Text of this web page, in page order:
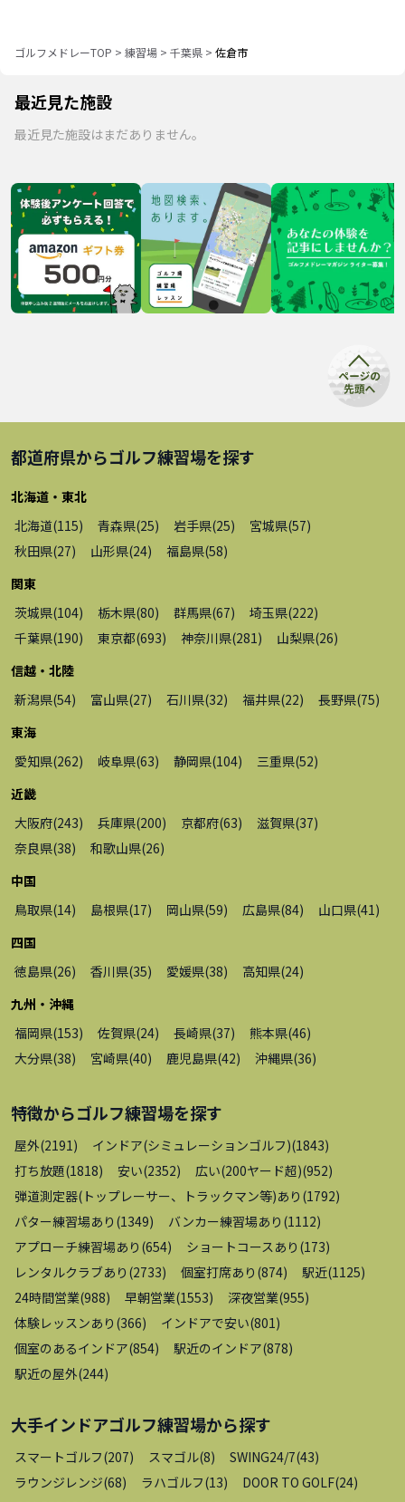
ゴルフメドレーTOP > 練習場 > 千葉県 > 佐倉市
最近見た施設
最近見た施設はまだありません。
都道府県からゴルフ練習場を探す
北海道・東北
北海道(115) 青森県(25) 岩手県(25) 宮城県(57)
秋田県(27) 山形県(24) 福島県(58)
関東
茨城県(104) 栃木県(80) 群馬県(67) 埼玉県(222)
千葉県(190) 東京都(693) 神奈川県(281) 山梨県(26)
信越・北陸
新潟県(54) 富山県(27) 石川県(32) 福井県(22) 長野県(75)
東海
愛知県(262) 岐阜県(63) 静岡県(104) 三重県(52)
近畿
大阪府(243) 兵庫県(200) 京都府(63) 滋賀県(37)
奈良県(38) 和歌山県(26)
中国
鳥取県(14) 島根県(17) 岡山県(59) 広島県(84) 山口県(41)
四国
徳島県(26) 香川県(35) 愛媛県(38) 高知県(24)
九州・沖縄
福岡県(153) 佐賀県(24) 長崎県(37) 熊本県(46)
大分県(38) 宮崎県(40) 鹿児島県(42) 沖縄県(36)
特徴からゴルフ練習場を探す
屋外(2191) インドア(シミュレーションゴルフ)(1843)
打ち放題(1818) 安い(2352) 広い(200ヤード超)(952)
弾道測定器(トップレーサー、トラックマン等)あり (1792)
パター練習場あり (1349) バンカー練習場あり (1112)
アプローチ練習場あり (654) ショートコースあり (173)
レンタルクラブあり (2733) 個室打席あり (874) 駅近(1125)
24時間営業(988) 早朝営業(1553) 深夜営業(955)
体験レッスンあり (366) インドアで安い(801)
個室のあるインドア(854) 駅近のインドア(878)
駅近の屋外(244)
大手インドアゴルフ練習場から探す
スマートゴルフ(207) スマゴル(8) SWING24/7(43)
ラウンジレンジ(68) ラハゴルフ(13) DOOR TO GOLF(24)